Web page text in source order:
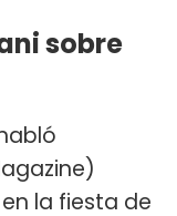
sobre
la fiesta de